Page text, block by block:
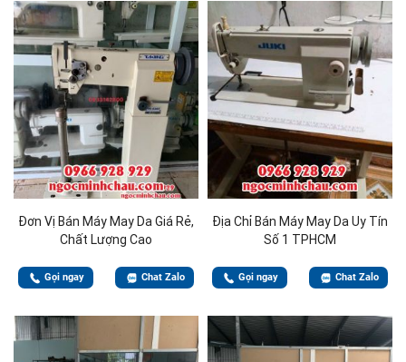
Đơn Vị Bán Máy May Da Giá Rẻ,
Chất Lượng Cao
Gọi ngay Chat Zalo
Địa Chỉ Bán Máy May Da Uy Tín
Số 1 TPHCM
Gọi ngay Chat Zalo